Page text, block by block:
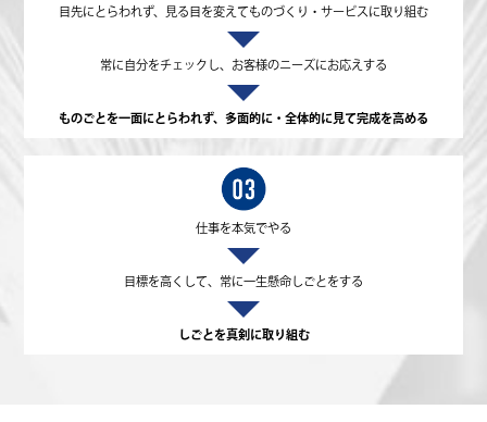
目先にとらわれず、見る目を変えてものづくり・サービスに取り組む
常に自分をチェックし、お客様のニーズにお応えする
ものごとを一面にとらわれず、多面的に・全体的に見て完成を高める
仕事を本気でやる
目標を高くして、常に一生懸命しごとをする
しごとを真剣に取り組む